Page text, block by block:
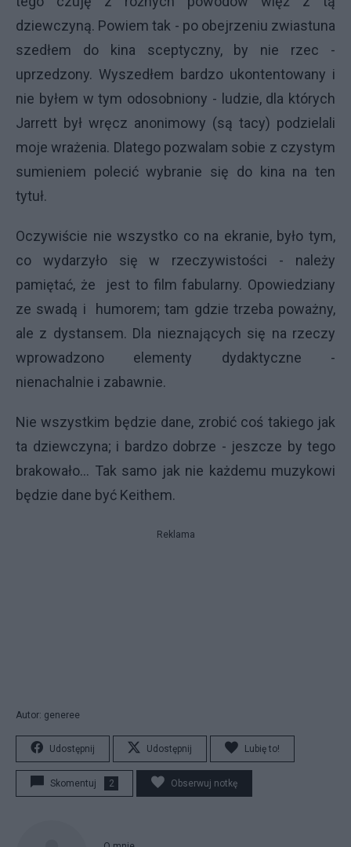
dziewczyną. Powiem tak - po obejrzeniu zwiastuna
szedłem do kina sceptyczny, by nie rzec -
uprzedzony. Wyszedłem bardzo ukontentowany i
nie byłem w tym odosobniony - ludzie, dla których
Jarrett był wręcz anonimowy (są tacy) podzielali
moje wrażenia. Dlatego pozwalam sobie z czystym
sumieniem polecić wybranie się do kina na ten
tytuł.
Oczywiście nie wszystko co na ekranie, było tym,
co wydarzyło się w rzeczywistości - należy
pamiętać, że jest to film fabularny. Opowiedziany
ze swadą i humorem; tam gdzie trzeba poważny,
ale z dystansem. Dla nieznających się na rzeczy
wprowadzono elementy dydaktyczne -
nienachalnie i zabawnie.
Nie wszystkim będzie dane, zrobić coś takiego jak
ta dziewczyna; i bardzo dobrze - jeszcze by tego
brakowało... Tak samo jak nie każdemu muzykowi
będzie dane być Keithem.
Reklama
Autor: generee
Udostępnij Udostępnij Lubię to!
Skomentuj 2 Obserwuj notkę